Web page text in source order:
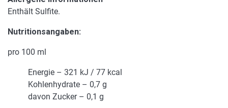
Enthält Sulfite.
Nutritionsangaben:
pro 100 ml
Energie – 321 kJ / 77 kcal
Kohlenhydrate – 0,7 g
davon Zucker – 0,1 g